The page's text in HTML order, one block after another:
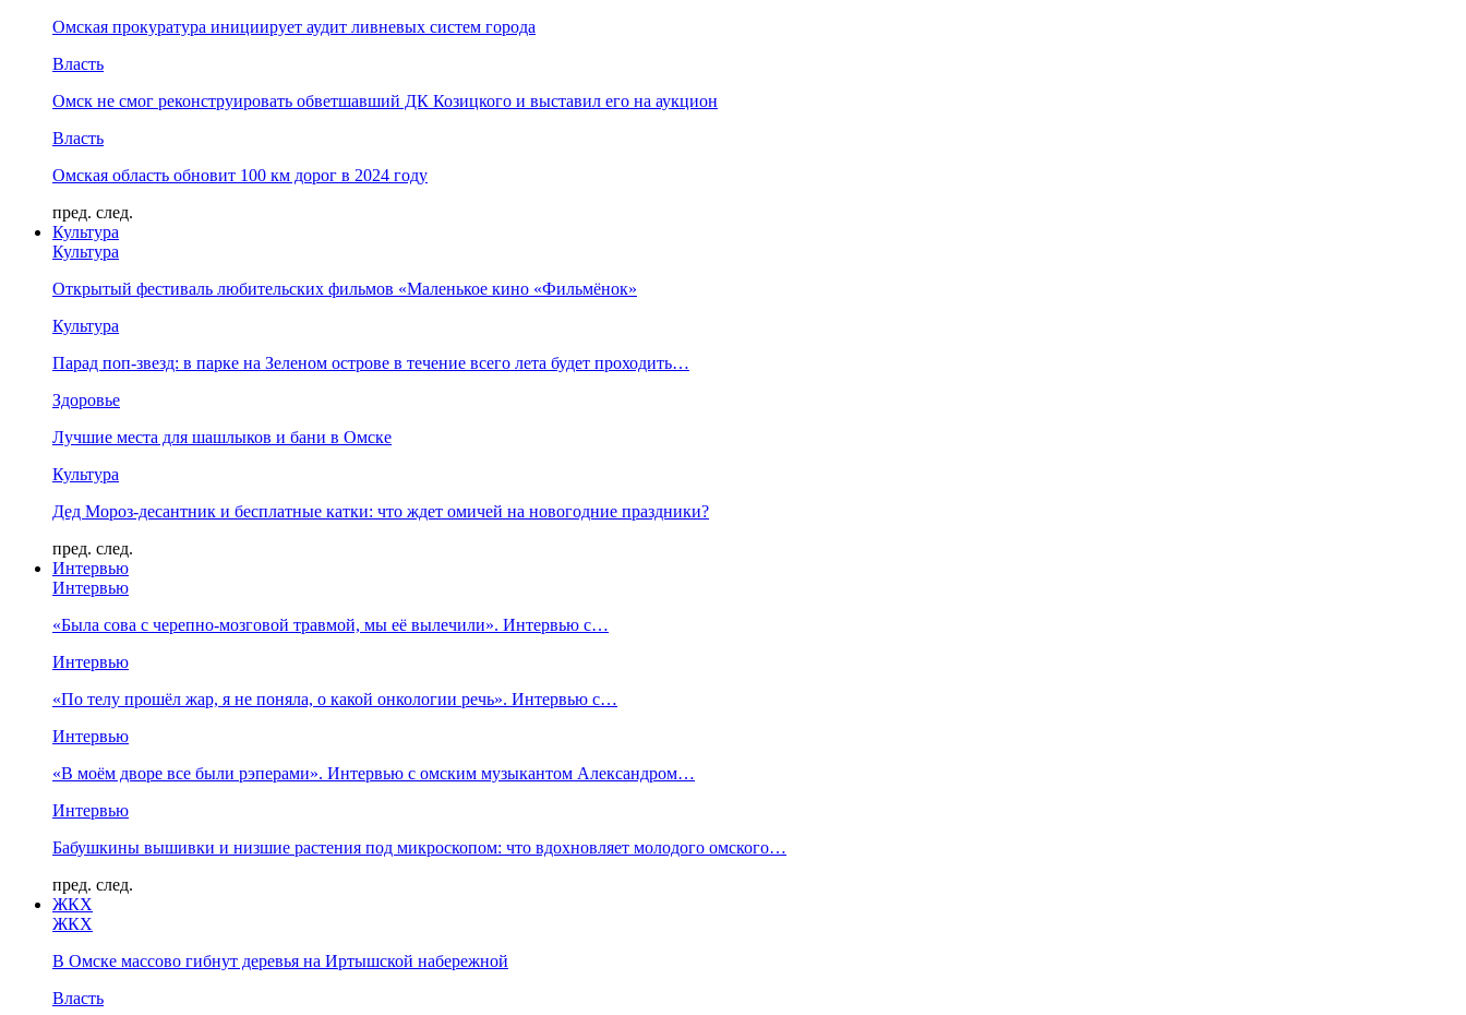
Омская прокуратура инициирует аудит ливневых систем города
Власть
Омск не смог реконструировать обветшавший ДК Козицкого и выставил его на аукцион
Власть
Омская область обновит 100 км дорог в 2024 году
пред. след.
Культура
Культура
Открытый фестиваль любительских фильмов «Маленькое кино «Фильмёнок»
Культура
Парад поп-звезд: в парке на Зеленом острове в течение всего лета будет проходить…
Здоровье
Лучшие места для шашлыков и бани в Омске
Культура
Дед Мороз-десантник и бесплатные катки: что ждет омичей на новогодние праздники?
пред. след.
Интервью
Интервью
«Была сова с черепно-мозговой травмой, мы её вылечили». Интервью с…
Интервью
«По телу прошёл жар, я не поняла, о какой онкологии речь». Интервью с…
Интервью
«В моём дворе все были рэперами». Интервью с омским музыкантом Александром…
Интервью
Бабушкины вышивки и низшие растения под микроскопом: что вдохновляет молодого омского…
пред. след.
ЖКХ
ЖКХ
В Омске массово гибнут деревья на Иртышской набережной
Власть